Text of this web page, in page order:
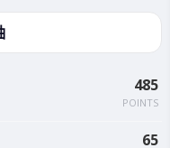
485
POINTS
65